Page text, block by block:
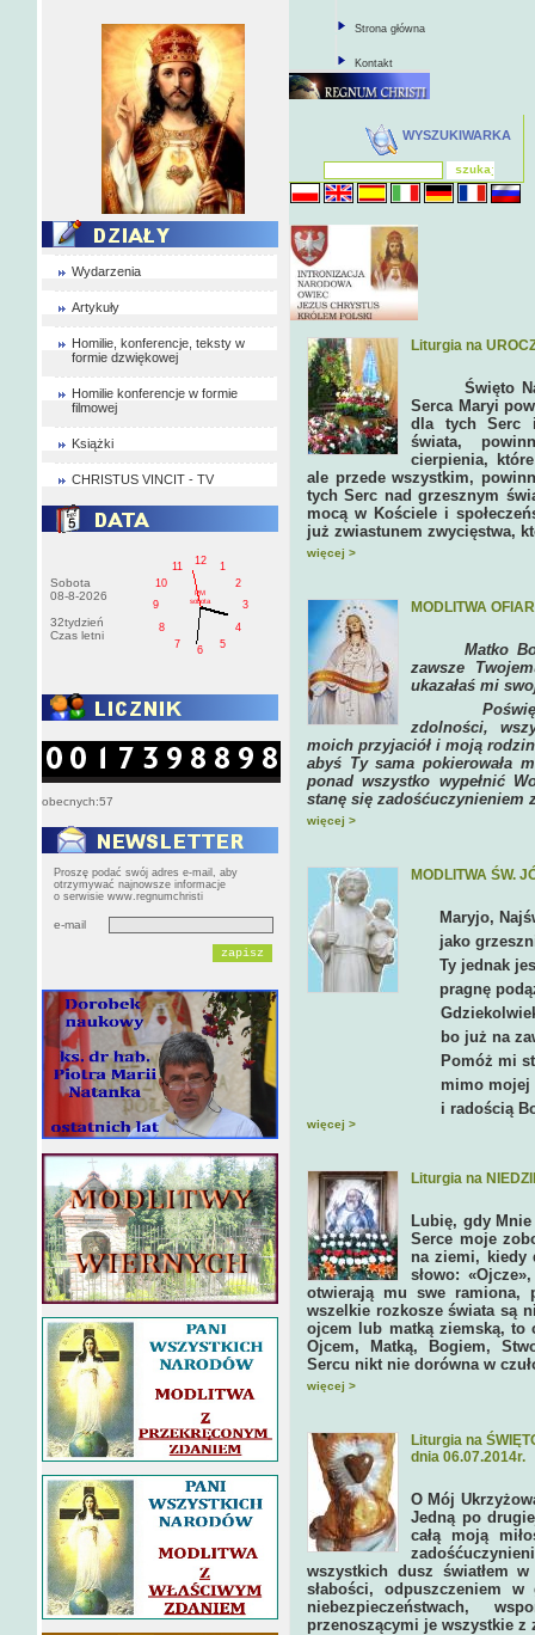
Wydarzenia
Artykuły
Homilie, konferencje, teksty w
formie dzwiękowej
Homilie konferencje w formie
filmowej
Książki
CHRISTUS VINCIT - TV
Sobota
08-8-2026
32tydzień
Czas letni
1
2
3
4
5
6
7
8
9
10
11
12
PM
sobota
obecnych:57
Proszę podać swój adres e-mail, aby
otrzymywać najnowsze informacje
o serwisie www.regnumchristi
e-mail
Strona główna
Kontakt
WYSZUKIWARKA
Liturgia na
Święto
Serca Maryi
dla tych Serc
świata,
cierpienia,
ale przede wszystkim,
tych Serc nad grzesznym
mocą w Kościele i
już zwiastunem zwycięstwa,
więcej >
MODLITWA
Matko Boga
zawsze
ukazałaś mi
Poświęcam
zdolności,
moich przyjaciół i moją
abyś Ty sama pokierowała
ponad wszystko wypełnić
stanę się zadośćuczynieniem
więcej >
MODLITWA ŚW.
Maryjo,
jako
Ty jednak
pragnę
Gdziekolwiek się
bo już na zawsze
Pomóż mi stać się
mimo mojej
i radością
więcej >
Liturgia na
Lubię, gdy
Serce moje
na ziemi, kiedy
słowo:
otwierają mu swe ramiona,
wszelkie rozkosze świata są
ojcem lub matką ziemską, to
Ojcem, Matką, Bogiem,
Sercu nikt nie dorówna w
więcej >
Liturgia na
dnia 06.07.2014r.
O Mój
Jedną po
całą moją
wszystkich dusz światłem
słabości, odpuszczeniem
niebezpieczeństwach,
przenoszącymi je wszystkie z